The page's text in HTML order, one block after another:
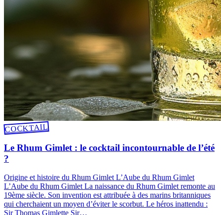
COCKTAIL
Le Rhum Gimlet : le cocktail incontournable de l’été
?
Origine et histoire du Rhum Gimlet L’Aube du Rhum Gimlet
L’Aube du Rhum Gimlet La naissance du Rhum Gimlet remonte au
19ème siècle. Son invention est attribuée à des marins britanniques
qui cherchaient un moyen d’éviter le scorbut. Le héros inattendu :
Sir Thomas Gimlette Sir…